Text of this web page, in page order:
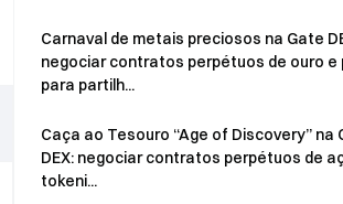
Carnaval de metais preciosos na Gate
negociar contratos perpétuos de ouro e
para partilh...
Caça ao Tesouro “Age of Discovery” na
DEX: negociar contratos perpétuos de
tokeni...